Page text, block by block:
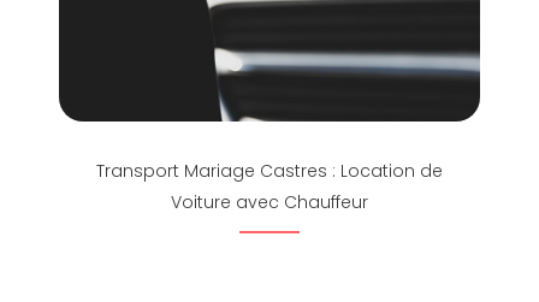
Transport Mariage Castres : Location de
Voiture avec Chauffeur